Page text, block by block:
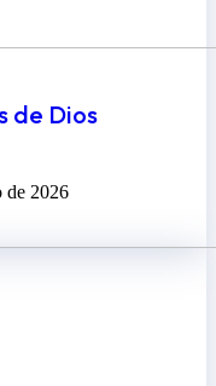
de Dios
de 2026